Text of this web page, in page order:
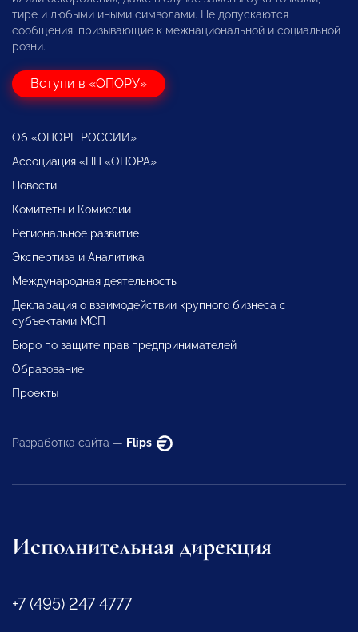
тире и любыми иными символами. Не допускаются
сообщения, призывающие к межнациональной и социальной
розни.
Вступи в «ОПОРУ»
Об «ОПОРЕ РОССИИ»
Ассоциация «НП «ОПОРА»
Новости
Комитеты и Комиссии
Региональное развитие
Экспертиза и Аналитика
Международная деятельность
Декларация о взаимодействии крупного бизнеса с
субъектами МСП
Бюро по защите прав предпринимателей
Образование
Проекты
Разработка сайта — Flips
Исполнительная дирекция
+7 (495) 247 4777